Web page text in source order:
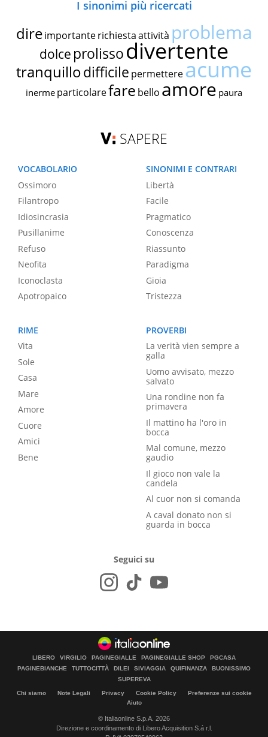
I sinonimi più ricercati
dire importante richiestaattività problema
dolce prolissodivertente
tranquillodifficile permettereacume
inerme particolarefare bello amore paura
SAPERE
VOCABOLARIO
Ossimoro
Filantropo
Idiosincrasia
Pusillanime
Refuso
Neofita
Iconoclasta
Apotropaico
SINONIMI E CONTRARI
Libertà
Facile
Pragmatico
Conoscenza
Riassunto
Paradigma
Gioia
Tristezza
RIME
Vita
Sole
Casa
Mare
Amore
Cuore
Amici
Bene
PROVERBI
La verità vien sempre a
galla
Uomo avvisato, mezzo
salvato
Una rondine non fa
primavera
Il mattino ha l'oro in
bocca
Mal comune, mezzo
gaudio
Il gioco non vale la
candela
Al cuor non si comanda
A caval donato non si
guarda in bocca
Seguici su
LIBERO VIRGILIO PAGINEGIALLE PAGINEGIALLE SHOP
PGCASA
PAGINEBIANCHE
TUTTOCITTÀ DILEI SIVIAGGIA QUIFINANZA
BUONISSIMO
SUPEREVA
Chi siamo Note Legali Privacy Cookie Policy
Preferenze sui cookie
Aiuto
© Italiaonline S.p.A. 2026
Direzione e coordinamento di Libero Acquisition S.á r.l.